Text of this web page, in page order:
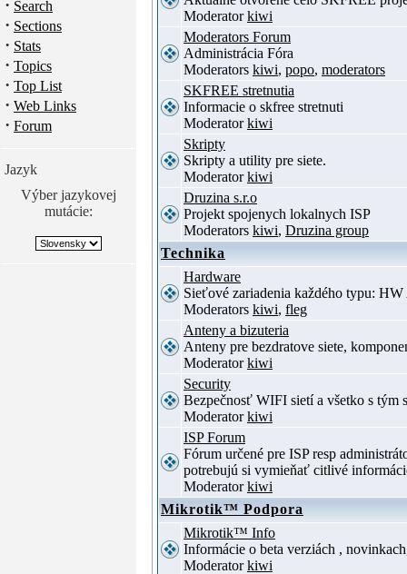
· Search
· Sections
· Stats
· Topics
· Top List
· Web Links
· Forum
Jazyk
Výber jazykovej
mutácie:
Moderatorkiwi
Moderators Forum
Administrácia Fóra
Moderators kiwi, popo, moderators
SKFREE stretnutia
Informacie o skfree stretnuti
Moderatorkiwi
Skripty
Skripty a utility pre siete.
Moderatorkiwi
Druzina s.r.o
Projekt spojenych lokalnych ISP
Moderators kiwi, Druzina group
Technika
Hardware
Sieťové zariadenia každého typu:
Moderators kiwi, fleg
Anteny a bizuteria
Anteny pre bezdratove siete,
Moderatorkiwi
Security
Bezpečnosť WIFI sietí a všetko s tým
Moderatorkiwi
ISP Forum
Fórum určené pre ISP resp
potrebujú si vymieňať citlivé
Moderatorkiwi
Mikrotik™ Podpora
Mikrotik™ Info
Informácie o beta verziách ,
Moderatorkiwi